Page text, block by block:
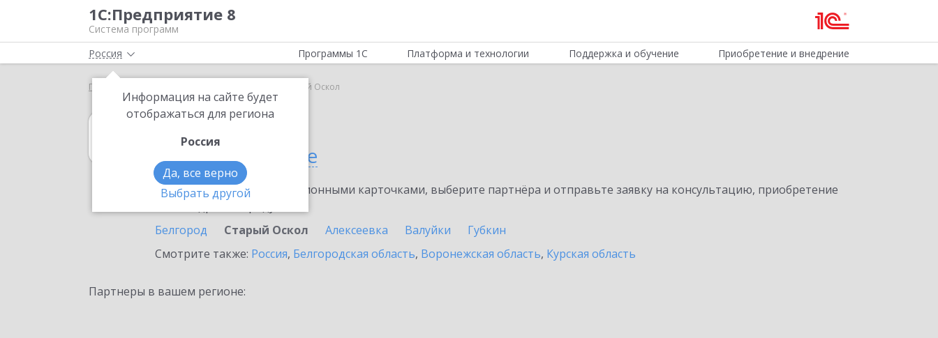
1С:Предприятие 8
Система программ
Россия
Информация на сайте будет
отображаться для региона
Россия
Да, все верно
Выбрать другой
Программы 1С Платформа и технологии Поддержка и обучение Приобретение и внедрение
Главная Старый Оскол
1С:Гаражи
в Старом Осколе
Ознакомьтесь с информационными карточками, выберите партнёра и отправьте заявку на консультацию, приобретение
Белгород
Старый Оскол Алексеевка Валуйки
Губкин
Смотрите также: Россия, Белгородская область, Воронежская область, Курская область
Партнеры в вашем регионе: